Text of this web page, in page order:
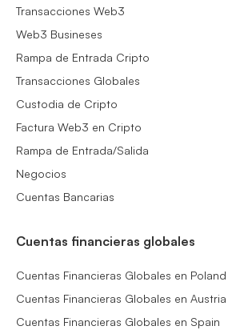
Transacciones Web3
Web3 Busineses
Rampa de Entrada Cripto
Transacciones Globales
Custodia de Cripto
Factura Web3 en Cripto
Rampa de Entrada/Salida
Negocios
Cuentas Bancarias
Cuentas financieras globales
Cuentas Financieras Globales en Poland
Cuentas Financieras Globales en Austria
Cuentas Financieras Globales en Spain